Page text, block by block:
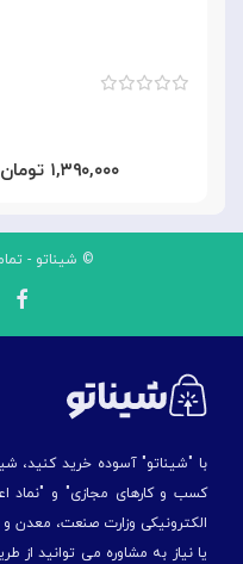
۱,۳۹۰,۰۰۰ تومان
© شیناتو -
با "شیناتو" آسوده خرید کنید،
کسب و کارهای مجازی" و "نماد
الكترونیكی وزارت صنعت، معدن
یا نیاز به مشاوره می توانید